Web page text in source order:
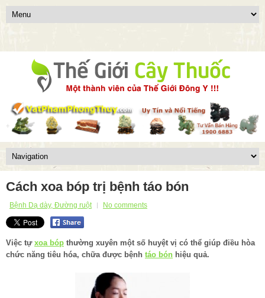
Cách xoa bóp trị bệnh táo bón
Bệnh Dạ dày, Đường ruột No comments
Việc tự xoa bóp thường xuyên một số huyệt vị có thể giúp điều hòa
chức năng tiêu hóa, chữa được bệnh táo bón hiệu quả.